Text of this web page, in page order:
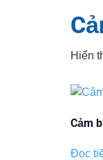
Hiển
Cảm
Đọc